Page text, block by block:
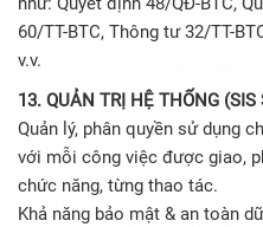
60/TT-BTC, Thông tư 32/TT-
v.v.
13. QUẢN TRỊ HỆ THỐNG (SIS
Quản lý, phân quyền sử dụng
với mỗi công việc được giao,
chức năng, từng thao tác.
Khả năng bảo mật & an toàn